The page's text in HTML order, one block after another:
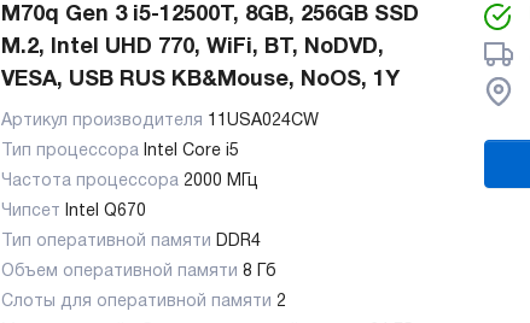
M70q Gen 3 i5-12500T, 8GB, 256GB SSD
M.2, Intel UHD 770, WiFi, BT, NoDVD,
VESA, USB RUS KB&Mouse, NoOS, 1Y
Артикул производителя 11USA024CW
Тип процессора Intel Core i5
Частота процессора 2000 МГц
Чипсет
Intel Q670
Тип оперативной памяти DDR4
Объем оперативной памяти 8 Гб
Слоты для оперативной памяти 2